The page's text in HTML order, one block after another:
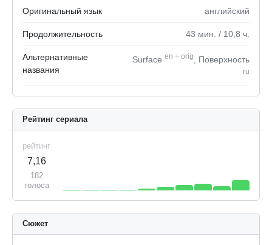
Оригинальный язык английский
Продолжительность 43 мин. / 10,8 ч.
Альтернативные
названия
Surface en + orig , Поверхность
ru
Рейтинг сериала
рейтинг
7,16
182
голоса
Сюжет